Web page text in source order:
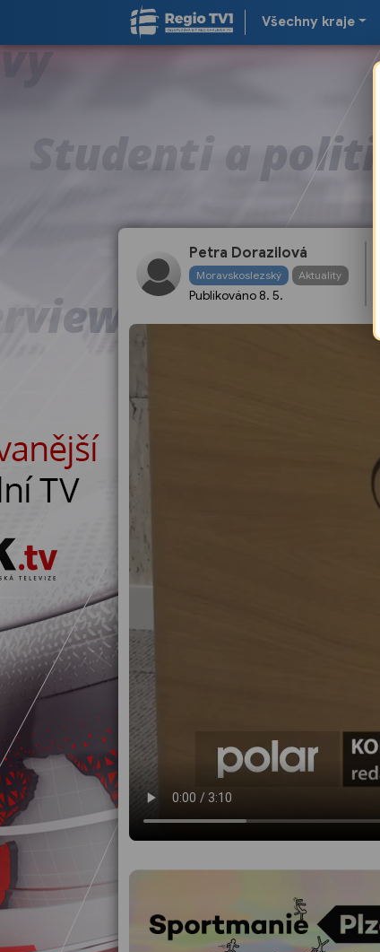
Všechny kraje
Petra Dorazilová
Moravskoslezský Aktuality
Publikováno 8. 5.